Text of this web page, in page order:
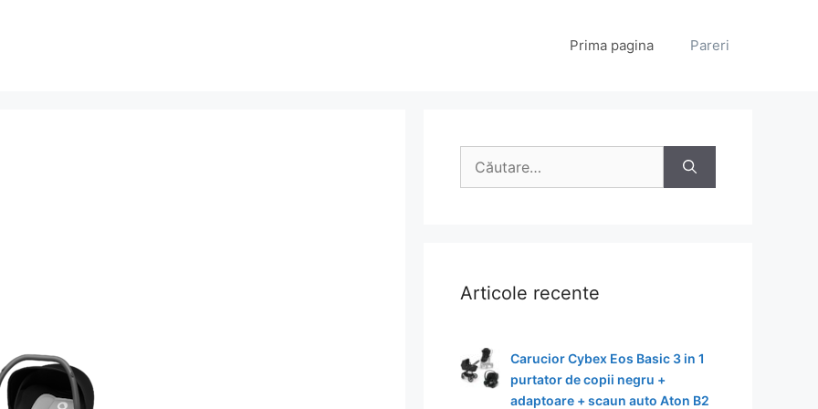
Prima pagina Pareri
Articole recente
Carucior Cybex Eos Basic 3 in 1
purtator de copii negru +
adaptoare + scaun auto Aton B2